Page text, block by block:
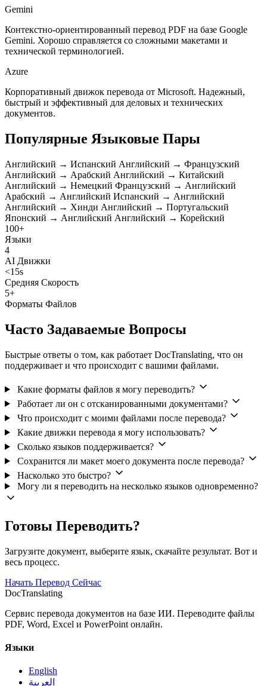
Gemini
Контекстно-ориентированный перевод PDF на базе Google
Gemini. Хорошо справляется со сложными макетами и
технической терминологией.
Azure
Корпоративный движок перевода от Microsoft. Надежный,
быстрый и эффективный для деловых и технических
документов.
Популярные Языковые Пары
Английский → Испанский Английский → Французский
Английский → Арабский Английский → Китайский
Английский → Немецкий Французский → Английский
Арабский → Английский Испанский → Английский
Английский → Хинди Английский → Португальский
Японский → Английский Английский → Корейский
100+
Языки
4
AI Движки
<15s
Средняя Скорость
5+
Форматы Файлов
Часто Задаваемые Вопросы
Быстрые ответы о том, как работает DocTranslating, что он
поддерживает и что происходит с вашими файлами.
Какие форматы файлов я могу переводить?
Работает ли он с отсканированными документами?
Что происходит с моими файлами после перевода?
Какие движки перевода я могу использовать?
Сколько языков поддерживается?
Сохранится ли макет моего документа после перевода?
Насколько это быстро?
Могу ли я переводить на несколько языков одновременно?
Готовы Переводить?
Загрузите документ, выберите язык, скачайте результат. Вот и
весь процесс.
Начать Перевод Сейчас
DocTranslating
Сервис перевода документов на базе ИИ. Переводите файлы
PDF, Word, Excel и PowerPoint онлайн.
Языки
English
العربية